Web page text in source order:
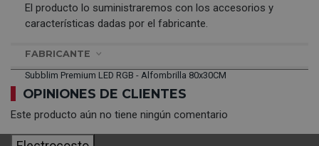
El producto lo suministraremos con los accesorios y
características dadas por el fabricante.
FABRICANTE
Subblim Premium LED RGB - Alfombrilla 80x30CM
OPINIONES DE CLIENTES
Este producto aún no tiene ningún comentario